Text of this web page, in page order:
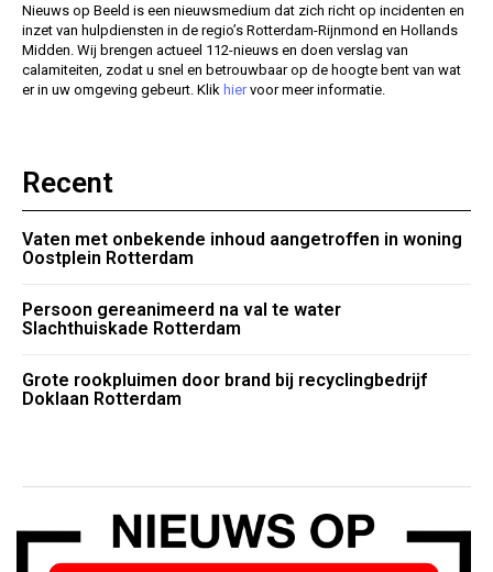
Nieuws op Beeld is een nieuwsmedium dat zich richt op incidenten en
inzet van hulpdiensten in de regio’s Rotterdam-Rijnmond en Hollands
Midden. Wij brengen actueel 112-nieuws en doen verslag van
calamiteiten, zodat u snel en betrouwbaar op de hoogte bent van wat
er in uw omgeving gebeurt. Klik hiervoor meer informatie.
Recent
Vaten met onbekende inhoud aangetroffen in woning
Oostplein Rotterdam
Persoon gereanimeerd na val te water
Slachthuiskade Rotterdam
Grote rookpluimen door brand bij recyclingbedrijf
Doklaan Rotterdam